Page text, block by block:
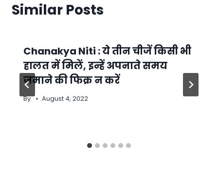
Similar Posts
Chanakya Niti : ये तीन चीजें किसी भी
हालत में मिलें, इन्हें अपनाते समय
जमाने की फिक्र न करें
By August 4, 2022